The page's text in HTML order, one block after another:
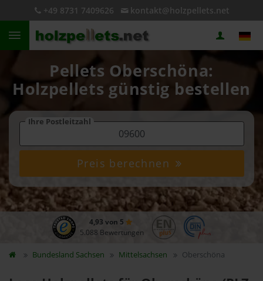
+49 8731 7409626 kontakt@holzpellets.net
Pellets Oberschöna:
Holzpellets günstig bestellen
Ihre Postleitzahl
Preis berechnen
4,93 von 5
5.088 Bewertungen
Bundesland Sachsen Mittelsachsen Oberschöna